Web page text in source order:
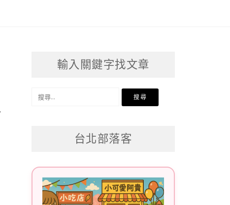
輸入關鍵字找文章
搜
台北部落客